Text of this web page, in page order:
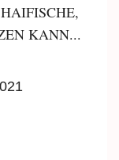
KANN...